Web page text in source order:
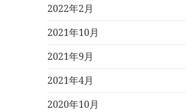
2022年2月
2021年10月
2021年9月
2021年4月
2020年10月